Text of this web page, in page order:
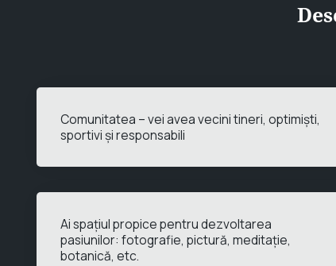
Comunitatea – vei avea vecini tineri, optimiști,
sportivi și responsabili
Ai spațiul propice pentru dezvoltarea
pasiunilor: fotografie, pictură, meditație,
botanică, etc.